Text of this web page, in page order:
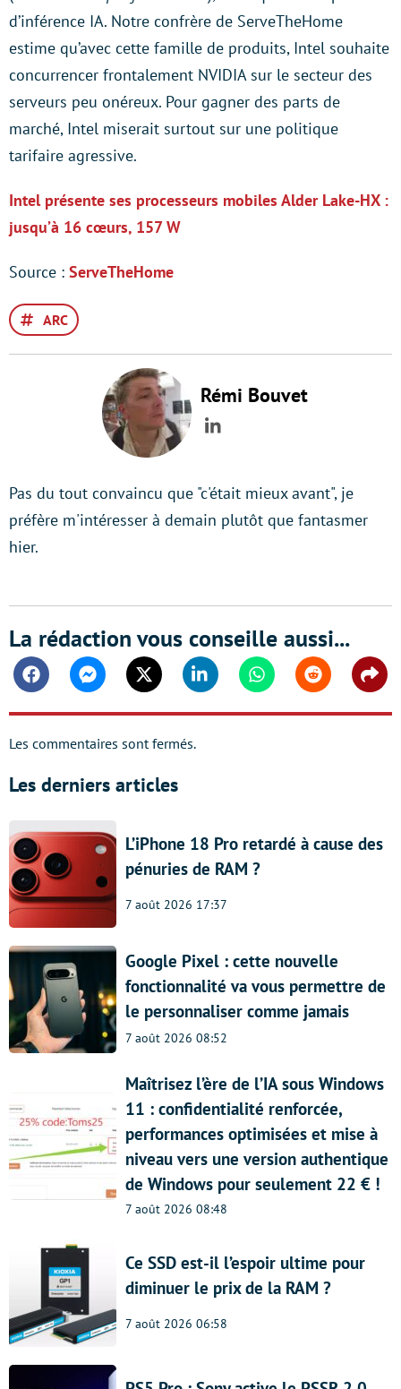
d’inférence IA. Notre confrère de ServeTheHome
estime qu’avec cette famille de produits, Intel souhaite
concurrencer frontalement NVIDIA sur le secteur des
serveurs peu onéreux. Pour gagner des parts de
marché, Intel miserait surtout sur une politique
tarifaire agressive.
Intel présente ses processeurs mobiles Alder Lake-HX :
jusqu’à 16 cœurs, 157 W
Source : ServeTheHome
ARC
Rémi Bouvet
LinkedIn
Pas du tout convaincu que "c'était mieux avant", je
préfère m'intéresser à demain plutôt que fantasmer
hier.
La rédaction vous conseille aussi...
FacebookMessengerTwitter Linkedin WhatsappReddit
Les commentaires sont fermés.
Les derniers articles
L’iPhone 18 Pro retardé à cause des
pénuries de RAM ?
7 août 2026 17:37
Google Pixel : cette nouvelle
fonctionnalité va vous permettre de
le personnaliser comme jamais
7 août 2026 08:52
Maîtrisez l’ère de l’IA sous Windows
11 : confidentialité renforcée,
performances optimisées et mise à
niveau vers une version authentique
de Windows pour seulement 22 € !
7 août 2026 08:48
Ce SSD est-il l’espoir ultime pour
diminuer le prix de la RAM ?
7 août 2026 06:58